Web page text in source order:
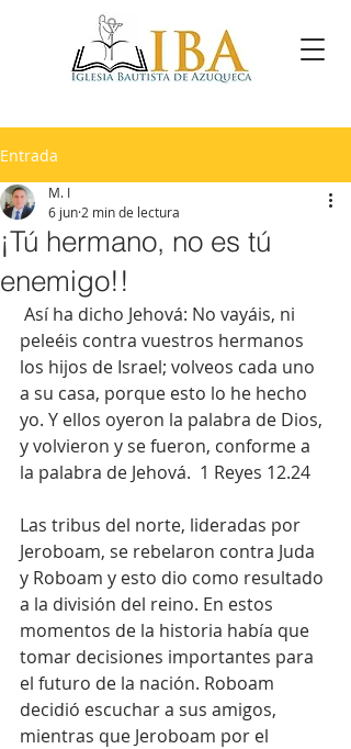
Entrada
¡Tú hermano, no es tú
enemigo!!
M. I
6 jun 2 min de lectura
peleéis contra vuestros hermanos
los hijos de Israel; volveos cada uno
a su casa, porque esto lo he hecho
yo. Y ellos oyeron la palabra de Dios,
y volvieron y se fueron, conforme a
la palabra de Jehová.  1 Reyes 12.24
Las tribus del norte, lideradas por
Jeroboam, se rebelaron contra Juda
y Roboam y esto dio como resultado
a la división del reino. En estos
momentos de la historia había que
tomar decisiones importantes para
el futuro de la nación. Roboam
decidió escuchar a sus amigos,
mientras que Jeroboam por el